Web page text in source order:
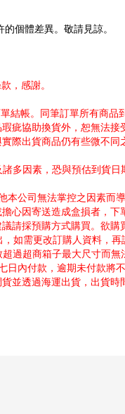
個體差異。敬請見諒。
，感謝。
結帳。同筆訂單所有商品
疵協助換貨外，恕無法接
際出貨商品仍有些微不
多因素，恐與預估到貨
公司無法掌控之因素而
心因寄送造成盒損者，下
請採預購方式購買。欲購
如需更改訂購人資料，再
過超商箱子最大尺寸而
內付款，逾期未付款將
並透過海運出貨，出貨